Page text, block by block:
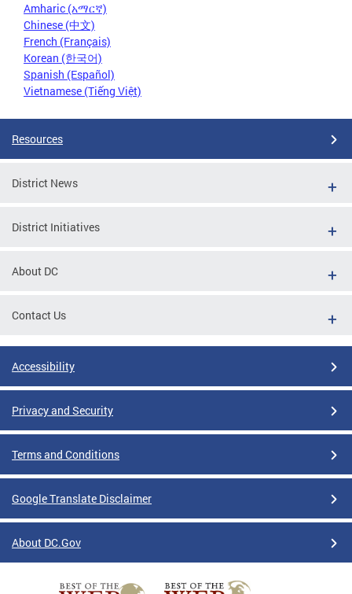
Amharic (አማርኛ)
Chinese (中文)
French (Français)
Korean (한국어)
Spanish (Español)
Vietnamese (Tiếng Việt)
Resources
District News
District Initiatives
About DC
Contact Us
Accessibility
Privacy and Security
Terms and Conditions
Google Translate Disclaimer
About DC.Gov